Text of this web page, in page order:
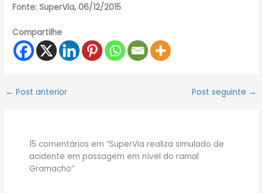
Fonte: SuperVia, 06/12/2015
Compartilhe
← Post anterior Post seguinte →
15 comentários em “SuperVia realiza simulado de
acidente em passagem em nível do ramal
Gramacho”